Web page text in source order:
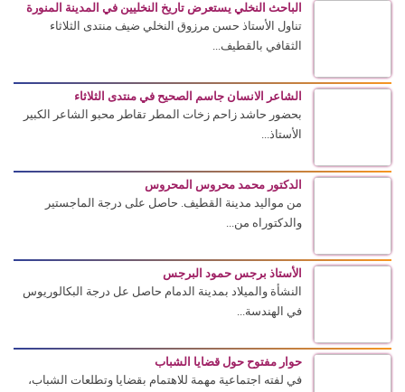
الباحث النخلي يستعرض تاريخ النخليين في المدينة المنورة
تناول الأستاذ حسن مرزوق النخلي ضيف منتدى الثلاثاء
الثقافي بالقطيف...
الشاعر الانسان جاسم الصحيح في منتدى الثلاثاء
بحضور حاشد زاحم زخات المطر تقاطر محبو الشاعر الكبير
الأستاذ...
الدكتور محمد محروس المحروس
من مواليد مدينة القطيف. حاصل على درجة الماجستير
والدكتوراه من...
الأستاذ برجس حمود البرجس
النشأة والميلاد بمدينة الدمام حاصل عل درجة البكالوريوس
في الهندسة...
حوار مفتوح حول قضايا الشباب
في لفته اجتماعية مهمة للاهتمام بقضايا وتطلعات الشباب،